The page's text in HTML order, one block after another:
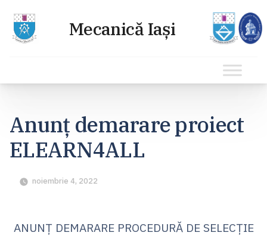
conținut
Anunț demarare proiect
ELEARN4ALL
noiembrie 4, 2022
ANUNȚ DEMARARE PROCEDURĂ DE SELECȚIE